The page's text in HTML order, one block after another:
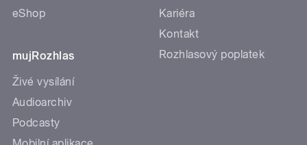
eShop
mujRozhlas
Živé vysílání
Audioarchiv
Podcasty
Kariéra
Kontakt
Rozhlasový poplatek